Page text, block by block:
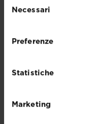
delNecessari
Preferenze
Statistiche
Marketing
2% di ossidio di
Materia organica: